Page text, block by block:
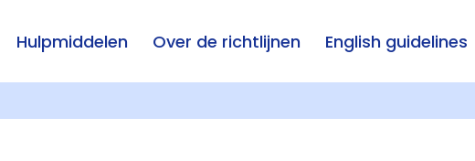
Hulpmiddelen Over de richtlijnen English guidelines